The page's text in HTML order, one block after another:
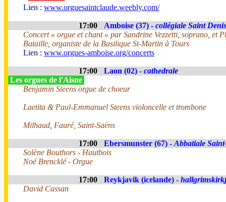
Lien : www.orguesaintclaude.weebly.com/
17:00 Amboise (37) - collégiale Saint Denis
Concert « orgue et chant » par Sandrine Vezzetti, soprano, et
Bataille, organiste de la Basilique St-Martin à Tours
Lien : www.orgues-amboise.org/concerts
17:00 Laon (02) - cathedrale
Les orgues de l'Aisne
Benjamin Steens orgue de choeur
Laetita & Paul-Emmanuel Steens violoncelle et trombone
Milhaud, Fauré, Saint-Saëns
17:00 Ebersmunster (67) - Abbatiale
Solène Bouthors - Hautbois
Noé Brencklé - Orgue
17:00 Reykjavik (icelande) -
David Cassan